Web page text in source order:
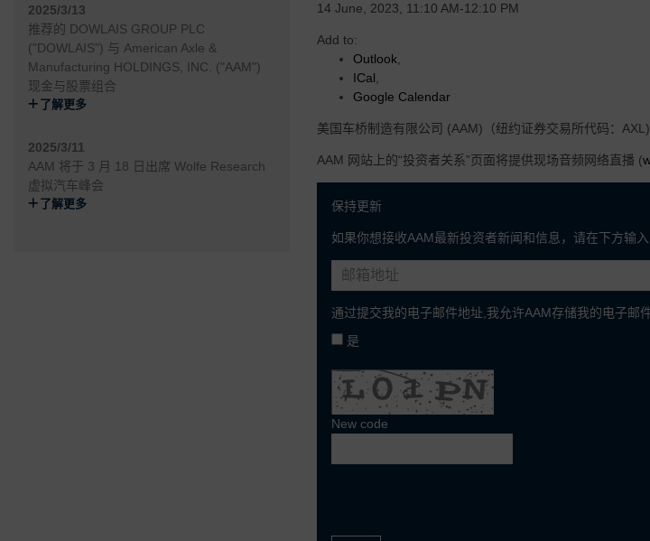
2025/3/13
推荐的 DOWLAIS GROUP PLC
("DOWLAIS") 与 American Axle &
Manufacturing HOLDINGS, INC. ("AAM")
现金与股票组合
了解更多
2025/3/11
AAM 将于 3 月 18 日出席 Wolfe Research
虚拟汽车峰会
了解更多
• 灵活可变的成本结构，在有效调整我们的业务以适应当前
• 由 AAM 的操作系统和垂直整合的优势驱动的卓越的利润
• 高度创新和可扩展的电气化推进技术，旨在加速增长并服
14 June, 2023, 11:10 AM-12:10 PM
Add to:
Outlook
ICal
Google Calendar
美国车桥制造有限公司 (AAM)（纽约证券交易所代码：
AAM 网站上的“投资者关系”页面将提供现场音频网络直播 (
保持更新
如果你想接收AAM最新投资者新闻和信息，请在下方输入
通过提交我的电子邮件地址,我允许AAM存储我的电子邮
是
New code